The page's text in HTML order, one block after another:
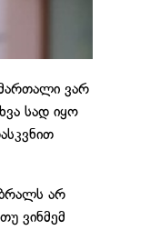
ვარ
სად იყო
ბრალს არ
ვინმემ